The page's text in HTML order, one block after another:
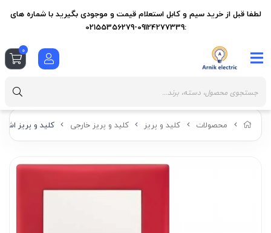
محصولات کلید و پریز کلید و پریز خارجی کلید و پریز
لطفا قبل از خرید سیم و کابل استعلام قیمت و موجودی بگیرید با شماره های
:09124277339-02155356279
0